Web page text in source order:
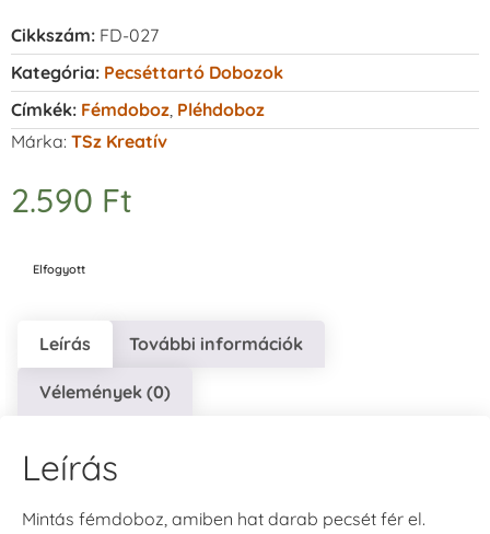
Cikkszám: FD-027
Kategória: Pecséttartó Dobozok
Címkék: Fémdoboz, Pléhdoboz
Márka: TSz Kreatív
2.590 Ft
Elfogyott
Leírás További információk
Vélemények (0)
Leírás
Mintás fémdoboz, amiben hat darab pecsét fér el.